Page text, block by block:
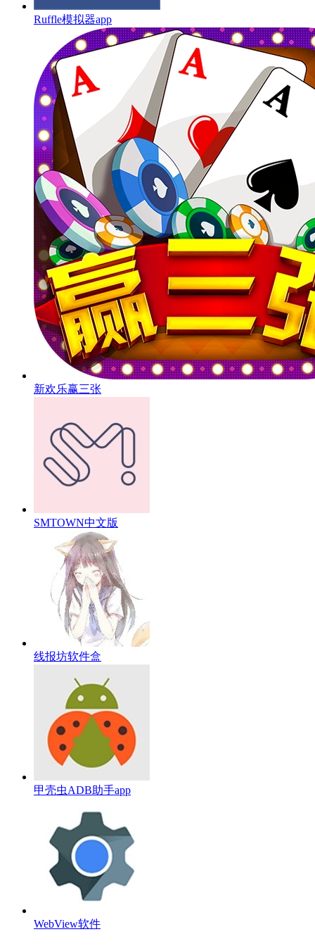
Ruffle模拟器app
新欢乐赢三张
SMTOWN中文版
线报坊软件盒
甲壳虫ADB助手app
WebView软件